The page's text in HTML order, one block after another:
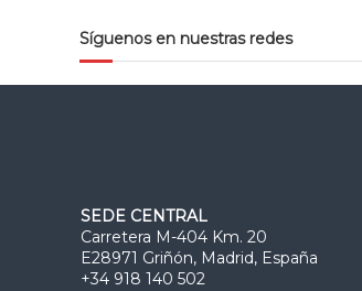
Síguenos en nuestras redes
SEDE CENTRAL
Carretera M-404 Km. 20
E28971 Griñón, Madrid, España
+34 918 140 502